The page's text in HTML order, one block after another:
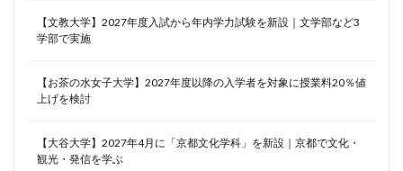
【文教大学】2027年度入試から年内学力試験を新設｜文学部など3
学部で実施
【お茶の水女子大学】2027年度以降の入学者を対象に授業料20％値
上げを検討
【大谷大学】2027年4月に「京都文化学科」を新設｜京都で文化・
観光・発信を学ぶ